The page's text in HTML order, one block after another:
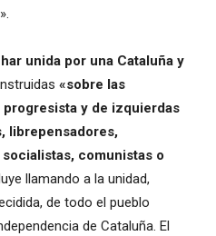
unida por una Cataluña y
«sobre las
y de izquierdas
librepensadores,
comunistas o
llamando a la unidad,
de todo el pueblo
de Cataluña. El